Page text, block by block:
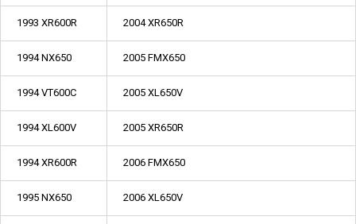
1993 XR600R 2004 XR650R
1994 NX650 2005 FMX650
1994 VT600C 2005 XL650V
1994 XL600V 2005 XR650R
1994 XR600R 2006 FMX650
1995 NX650 2006 XL650V